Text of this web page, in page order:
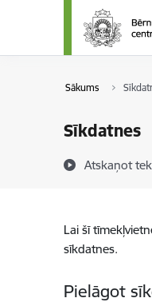
Pāriet uz lapas saturu
Sākums
Sīkdatnes
Atskaņot
Lai šī
sīkdatnes.
Pielāgot